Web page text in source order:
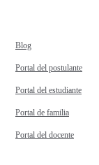
Blog
Portal del postulante
Portal del estudiante
Portal de familia
Portal del docente